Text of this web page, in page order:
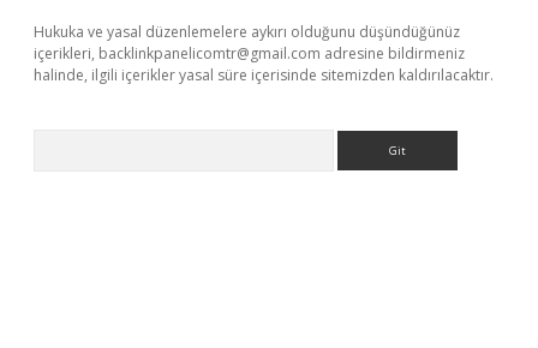
Hukuka ve yasal düzenlemelere aykırı olduğunu düşündüğünüz
içerikleri, backlinkpanelicomtr@gmail.com adresine bildirmeniz
halinde, ilgili içerikler yasal süre içerisinde sitemizden kaldırılacaktır.